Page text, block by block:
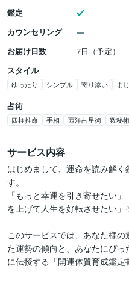
鑑定
カウンセリング
お届け日数
7日（予定）
スタイル
ゆったり シンプル 寄り添い ま
占術
四柱推命 手相 西洋占星術 数秘術
サービス内容
はじめまして、運命を読み解
す。
「もっと幸運を引き寄せたい
を上げて人生を好転させたい」
このサービスでは、あなた様
た運勢の傾向と、あなたにぴ
に伝授する「開運体質育成鑑定